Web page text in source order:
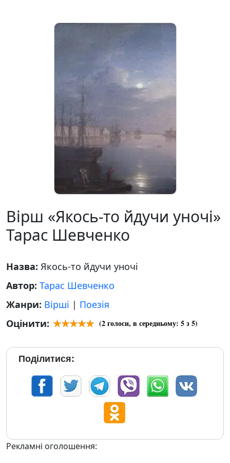
Вірш «Якось-то йдучи уночі»
Тарас Шевченко
Назва: Якось-то йдучи уночі
Автор: Тарас Шевченко
Жанри: Вірші | Поезія
Оцінити:
(2голоси, в середньому: 5з 5)
Поділитися:
Рекламні оголошення: